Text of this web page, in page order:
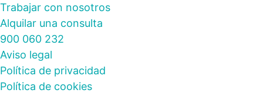
Trabajar con nosotros
Alquilar una consulta
900 060 232
Aviso legal
Política de privacidad
Política de cookies